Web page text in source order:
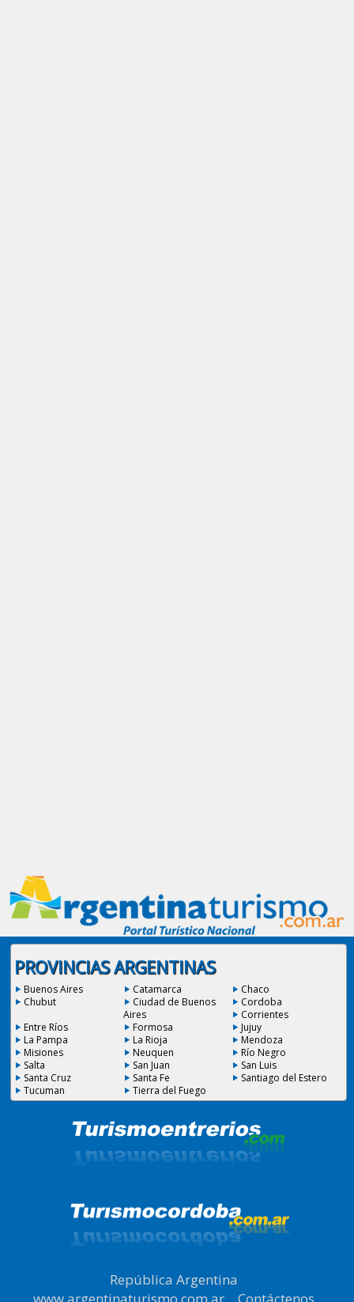
PROVINCIAS ARGENTINAS
Buenos Aires Catamarca
Chaco
Chubut
Ciudad de Buenos
Aires
Cordoba
Corrientes
Entre Ríos
Formosa
Jujuy
La Pampa
La Rioja
Mendoza
Misiones
Neuquen
Río Negro
Salta
San Juan
San Luis
Santa Cruz
Santa Fe
Santiago del Estero
Tucuman
Tierra del Fuego
República Argentina